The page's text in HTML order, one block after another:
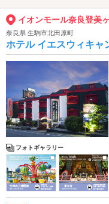
イオンモール奈良登美
奈良県 生駒市北田原町
ホテル イエスウィキャ
フォトギャラリー